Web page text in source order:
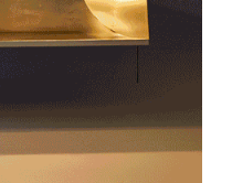
2020. Cortesía de
apoyo a las